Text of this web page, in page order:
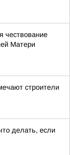
чествование
Матери
строители
делать, если